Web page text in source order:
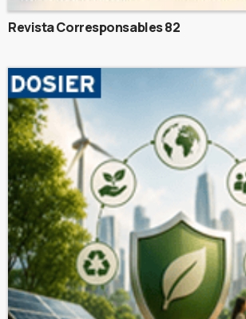
Revista Corresponsables 82